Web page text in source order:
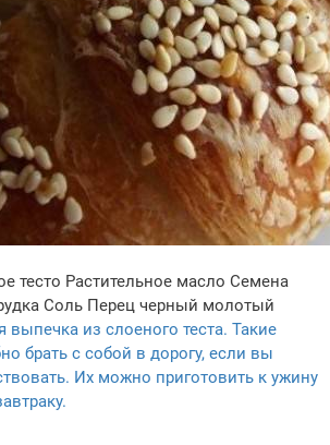
тесто Растительное масло Семена
Соль Перец черный молотый
выпечка из слоеного теста. Такие
брать с собой в дорогу, если вы
Их можно приготовить к ужину